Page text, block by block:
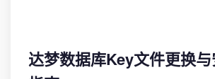
达梦数据库Key文件更换